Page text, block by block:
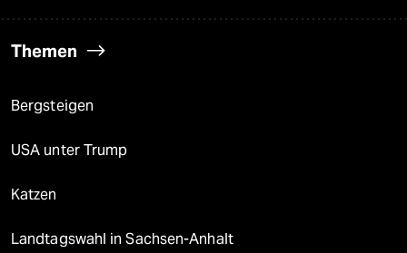
Themen
Bergsteigen
USA unter Trump
Katzen
Landtagswahl in Sachsen-Anhalt